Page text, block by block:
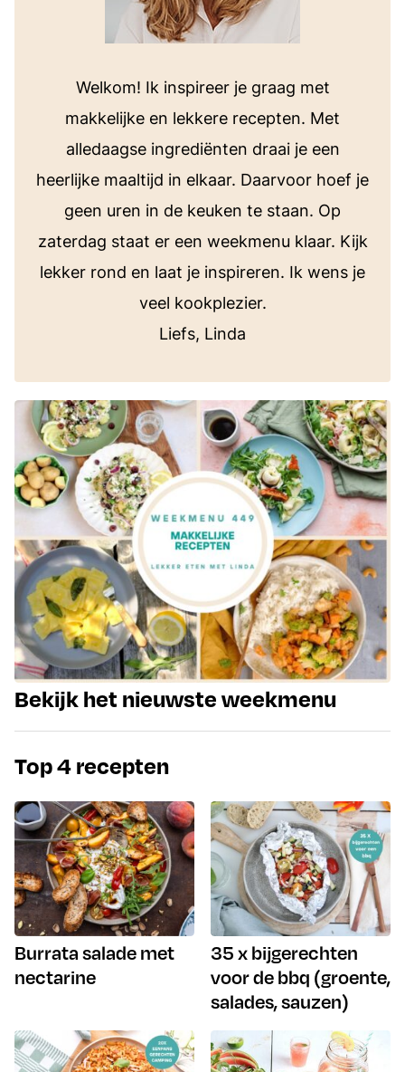
Welkom! Ik inspireer je graag met
makkelijke en lekkere recepten. Met
alledaagse ingrediënten draai je een
heerlijke maaltijd in elkaar. Daarvoor hoef je
geen uren in de keuken te staan. Op
zaterdag staat er een weekmenu klaar. Kijk
lekker rond en laat je inspireren. Ik wens je
veel kookplezier.
Liefs, Linda
Bekijk het nieuwste weekmenu
Top 4 recepten
Burrata salade met
nectarine
35 x bijgerechten
voor de bbq (groente,
salades, sauzen)